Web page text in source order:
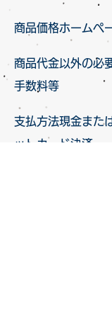
商品価格ホームペ
商品代金以外の必
手数料等
支払方法現金また
ットカード決済